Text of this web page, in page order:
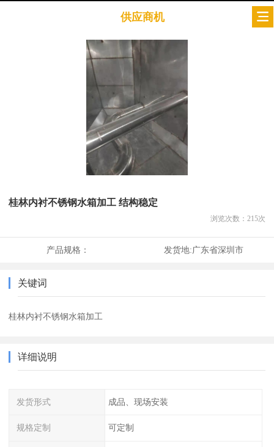
供应商机
桂林内衬不锈钢水箱加工 结构稳定
浏览次数： 215次
产品规格： 发货地:广东省深圳市
关键词
桂林内衬不锈钢水箱加工
详细说明
发货形式 成品、现场安装
规格定制 可定制